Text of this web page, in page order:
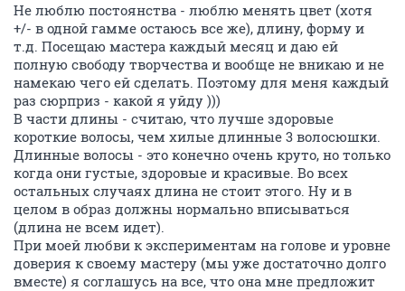
Не люблю постоянства - люблю менять цвет (хотя
+/- в одной гамме остаюсь все же), длину, форму и
т.д. Посещаю мастера каждый месяц и даю ей
полную свободу творчества и вообще не вникаю и не
намекаю чего ей сделать. Поэтому для меня каждый
раз сюрприз - какой я уйду )))
В части длины - считаю, что лучше здоровые
короткие волосы, чем хилые длинные 3 волосюшки.
Длинные волосы - это конечно очень круто, но только
когда они густые, здоровые и красивые. Во всех
остальных случаях длина не стоит этого. Ну и в
целом в образ должны нормально вписываться
(длина не всем идет).
При моей любви к экспериментам на голове и уровне
доверия к своему мастеру (мы уже достаточно долго
вместе) я соглашусь на все, что она мне предложит